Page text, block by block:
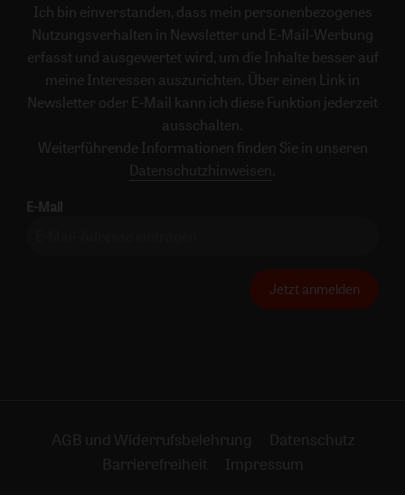
Ich bin einverstanden, dass mein personenbezogenes
Nutzungsverhalten in Newsletter und E-Mail-Werbung
erfasst und ausgewertet wird, um die Inhalte besser auf
meine Interessen auszurichten. Über einen Link in
Newsletter oder E-Mail kann ich diese Funktion jederzeit
ausschalten.
Weiterführende Informationen finden Sie in unseren
Datenschutzhinweisen .
E-Mail
Jetzt anmelden
AGB und Widerrufsbelehrung
Datenschutz
Barrierefreiheit
Impressum